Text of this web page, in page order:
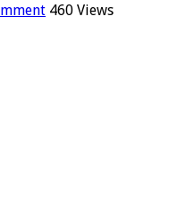
460 Views